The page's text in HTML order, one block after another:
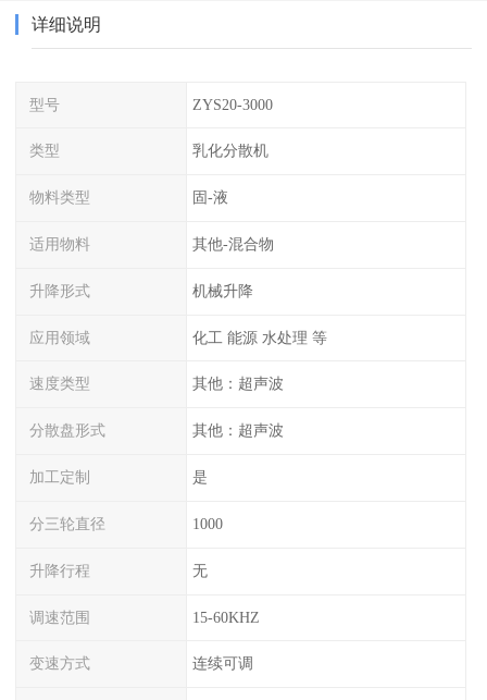
详细说明
型号 ZYS20-3000
类型 乳化分散机
物料类型 固-液
适用物料 其他-混合物
升降形式 机械升降
应用领域 化工 能源 水处理 等
速度类型 其他：超声波
分散盘形式 其他：超声波
加工定制 是
分三轮直径 1000
升降行程 无
调速范围 15-60KHZ
变速方式 连续可调